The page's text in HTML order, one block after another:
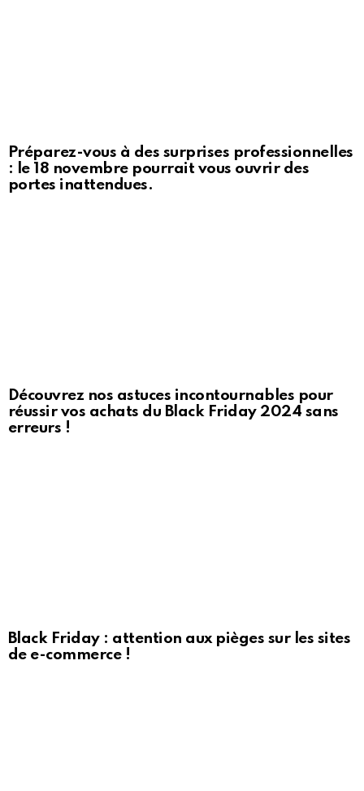
Préparez-vous à des surprises professionnelles
: le 18 novembre pourrait vous ouvrir des
portes inattendues.
Découvrez nos astuces incontournables pour
réussir vos achats du Black Friday 2024 sans
erreurs !
Black Friday : attention aux pièges sur les sites
de e-commerce !